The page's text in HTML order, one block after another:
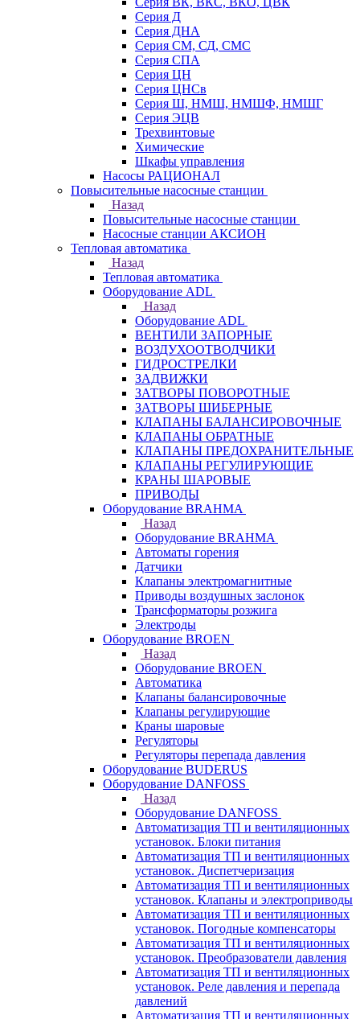
Серия Д
Серия ДНА
Серия СМ, СД, СМС
Серия СПА
Серия ЦН
Серия ЦНСв
Серия Ш, НМШ, НМШФ, НМШГ
Серия ЭЦВ
Трехвинтовые
Химические
Шкафы управления
Насосы РАЦИОНАЛ
Повысительные насосные станции
Назад
Повысительные насосные станции
Насосные станции АКСИОН
Тепловая автоматика
Назад
Тепловая автоматика
Оборудование ADL
Назад
Оборудование ADL
ВЕНТИЛИ ЗАПОРНЫЕ
ВОЗДУХООТВОДЧИКИ
ГИДРОСТРЕЛКИ
ЗАДВИЖКИ
ЗАТВОРЫ ПОВОРОТНЫЕ
ЗАТВОРЫ ШИБЕРНЫЕ
КЛАПАНЫ БАЛАНСИРОВОЧНЫЕ
КЛАПАНЫ ОБРАТНЫЕ
КЛАПАНЫ ПРЕДОХРАНИТЕЛЬНЫЕ
КЛАПАНЫ РЕГУЛИРУЮЩИЕ
КРАНЫ ШАРОВЫЕ
ПРИВОДЫ
Оборудование BRAHMA
Назад
Оборудование BRAHMA
Автоматы горения
Датчики
Клапаны электромагнитные
Приводы воздушных заслонок
Трансформаторы розжига
Электроды
Оборудование BROEN
Назад
Оборудование BROEN
Автоматика
Клапаны балансировочные
Клапаны регулирующие
Краны шаровые
Регуляторы
Регуляторы перепада давления
Оборудование BUDERUS
Оборудование DANFOSS
Назад
Оборудование DANFOSS
Автоматизация ТП и вентиляционных
установок. Блоки питания
Автоматизация ТП и вентиляционных
установок. Диспетчеризация
Автоматизация ТП и вентиляционных
установок. Клапаны и электроприводы
Автоматизация ТП и вентиляционных
установок. Погодные компенсаторы
Автоматизация ТП и вентиляционных
установок. Преобразователи давления
Автоматизация ТП и вентиляционных
установок. Реле давления и перепада
давлений
Автоматизация ТП и вентиляционных